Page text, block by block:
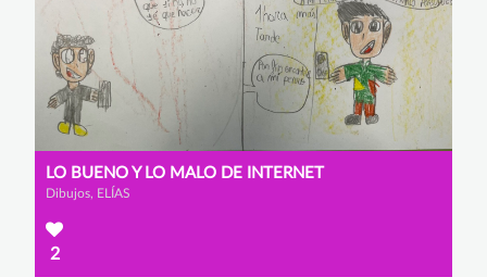
LO BUENO Y LO MALO DE INTERNET
Dibujos, ELÍAS
2